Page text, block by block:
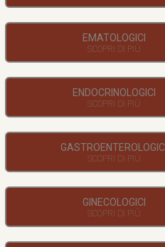
EMATOLOGICI
ENDOCRINOLOGICI
GASTROENTEROLOGICI
GINECOLOGICI